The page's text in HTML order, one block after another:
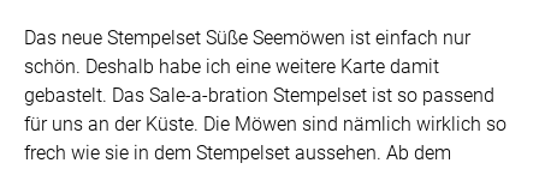
Das neue Stempelset Süße Seemöwen ist einfach nur
schön. Deshalb habe ich eine weitere Karte damit
gebastelt. Das Sale-a-bration Stempelset ist so passend
für uns an der Küste. Die Möwen sind nämlich wirklich so
frech wie sie in dem Stempelset aussehen. Ab dem